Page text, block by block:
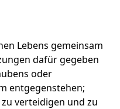
Lebens gemeinsam
dafür gegeben
oder
entgegenstehen;
verteidigen und zu